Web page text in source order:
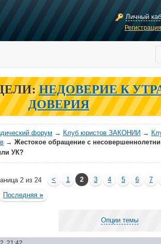
Личный
НЕДОВЕРИЕ К
ДОВЕРИЯ
форум → Клуб юристов ЗАКОНИИ →
→ Жестокое обращение с
УК?
2 из 24 < 1 2 3 4 5 6
7
Последняя »
Опции темы